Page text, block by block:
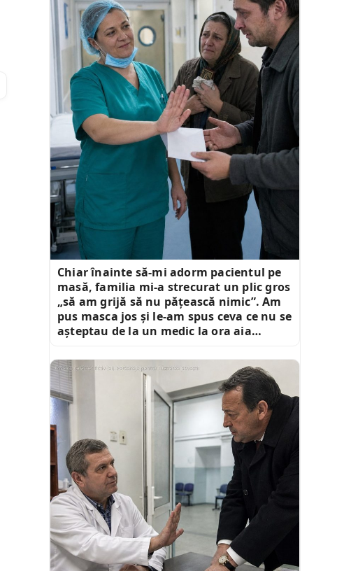
Chiar înainte să-mi adorm pacientul pe
masă, familia mi-a strecurat un plic gros
„să am grijă să nu pățească nimic”. Am
pus masca jos și le-am spus ceva ce nu se
așteptau de la un medic la ora aia…